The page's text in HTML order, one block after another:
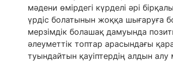
мәдени өмірдегі күрделі әрі
үрдіс болатынын жоққа шығаруға
мерзімдік болашақ дамуында
әлеуметтік топтар арасындағы
туындайтын қауіптердің алдын